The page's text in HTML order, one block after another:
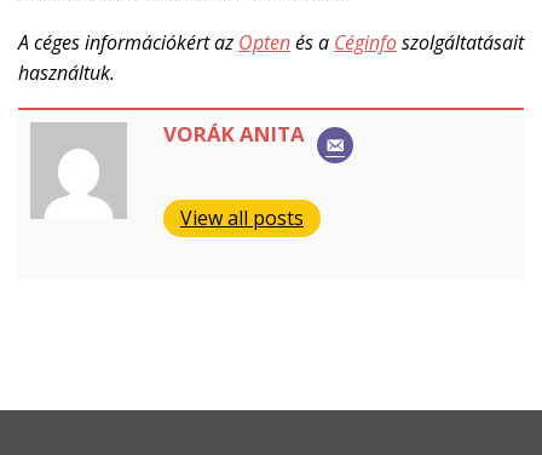
A céges információkért az Optenés a Céginfoszolgáltatásait
használtuk.
VORÁK ANITA
View all posts